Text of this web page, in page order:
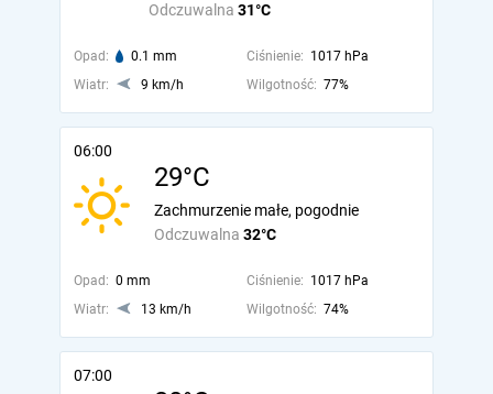
Odczuwalna 31°C
Opad: 0.1 mm Ciśnienie: 1017 hPa
Wiatr:
9 km/h Wilgotność: 77%
06:00
29°C
Odczuwalna 32°C
Zachmurzenie małe, pogodnie
Opad: 0 mm Ciśnienie: 1017 hPa
Wiatr:
13 km/h Wilgotność: 74%
07:00